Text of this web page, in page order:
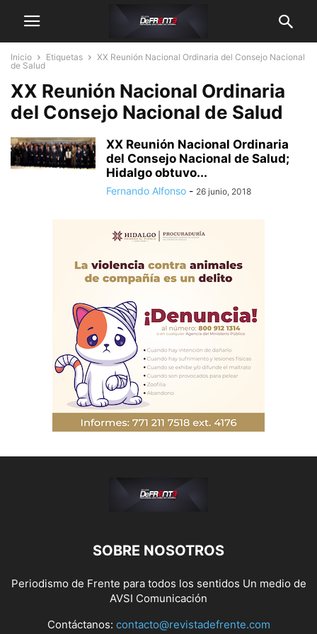
Inicio Etiquetas
XX Reunión Nacional Ordinaria del Consejo Nacional
de Salud
XX Reunión Nacional Ordinaria
del Consejo Nacional de Salud
XX Reunión Nacional Ordinaria
del Consejo Nacional de Salud;
Hidalgo obtuvo...
Fernando Alfonso - 26 junio, 2018
SOBRE NOSOTROS
Periodismo de Frente para todos los sentidos Un medio de
AVSI Comunicación
Contáctanos: contacto@revistadefrente.com